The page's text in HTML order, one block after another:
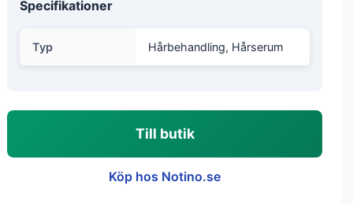
Specifikationer
Typ Hårbehandling, Hårserum
Till butik
Köp hos Notino.se